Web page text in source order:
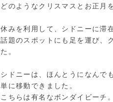
どのようなクリスマスとお正月
休みを利用して、シドニーに滞
話題のスポットにも足を運び、
た。
シドニーは、ほんとうになん
単に移動できました。
こちらは有名なボンダイビー